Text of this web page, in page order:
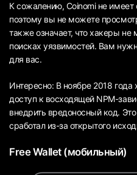
К сожалению, Coinomi не имеет
поэтому вы не можете
также означает, что хакеры не
поисках уязвимостей. Вам
для вас.
Интересно: В ноябре 2018 года
доступ к восходящей NPM-
внедрить вредоносный код.
сработал из-за открытого
Free Wallet (мобильный)